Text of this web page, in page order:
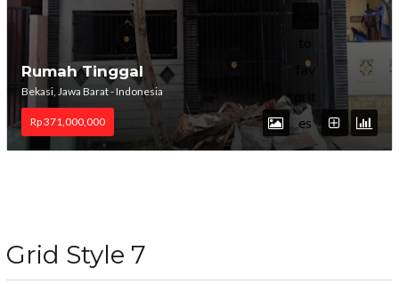
fav
es
Rumah Tinggal
Bekasi, Jawa Barat - Indonesia
Rp 371,000,000
Grid Style 7